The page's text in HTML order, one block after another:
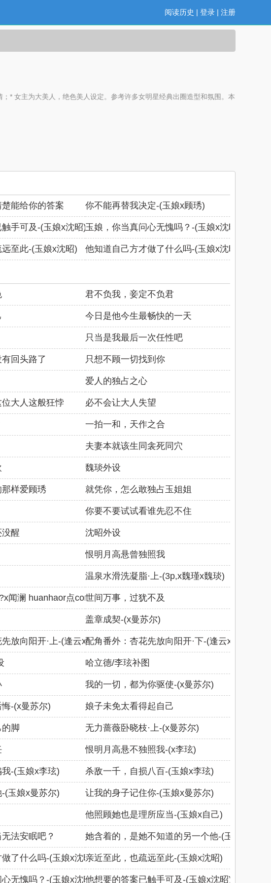
阅读历史 | 登录 | 注册
* 女主为大美人，绝色美人设定。参考许多女明星经典出圈造型和氛围。本
能给你的答案 你不能再替我决定-(玉娘x顾琇)
手可及-(玉娘x沈昭)玉娘，你当真问心无愧吗？-(玉娘x沈昭)
至此-(玉娘x沈昭) 他知道自己方才做了什么吗-(玉娘x沈昭)
君不负我，妾定不负君
今日是他今生最畅快的一天
只当是我最后一次任性吧
回头路了 只想不顾一切找到你
爱人的独占之心
大人这般狂悖 必不会让大人失望
一拍一和，天作之合
夫妻本就该生同衾死同穴
魏琰外设
样爱顾琇 就凭你，怎么敢独占玉姐姐
你要不要试试看谁先忍不住
醒 沈昭外设
恨明月高悬曾独照我
温泉水滑洗凝脂·上-(3p,x魏瑾x魏琰)
闻澜 huanhaor点com世间万事，过犹不及
盖章成契-(x曼苏尔)
放向阳开·上-(逢云x米维耶配角番外：杏花先放向阳开·下-(逢云x米维耶
哈立德/李玹补图
我的一切，都为你驱使-(x曼苏尔)
-(x曼苏尔) 娘子未免太看得起自己
脚 无力蔷薇卧晓枝·上-(x曼苏尔)
恨明月高悬不独照我-(x李玹)
-(玉娘x李玹) 杀敌一千，自损八百-(玉娘x李玹)
(玉娘x曼苏尔) 让我的身子记住你-(玉娘x曼苏尔)
他照顾她也是理所应当-(玉娘x自己)
法安眠吧？ 她含着的，是她不知道的另一个他-(玉娘x自己
了什么吗-(玉娘x沈昭)亲近至此，也疏远至此-(玉娘x沈昭)
无愧吗？-(玉娘x沈昭)他想要的答案已触手可及-(玉娘x沈昭)